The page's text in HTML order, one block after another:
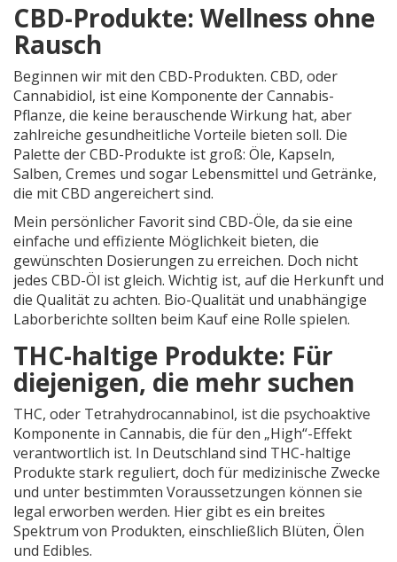
CBD-Produkte: Wellness ohne
Rausch
Beginnen wir mit den CBD-Produkten. CBD, oder
Cannabidiol, ist eine Komponente der Cannabis-
Pflanze, die keine berauschende Wirkung hat, aber
zahlreiche gesundheitliche Vorteile bieten soll. Die
Palette der CBD-Produkte ist groß: Öle, Kapseln,
Salben, Cremes und sogar Lebensmittel und Getränke,
die mit CBD angereichert sind.
Mein persönlicher Favorit sind CBD-Öle, da sie eine
einfache und effiziente Möglichkeit bieten, die
gewünschten Dosierungen zu erreichen. Doch nicht
jedes CBD-Öl ist gleich. Wichtig ist, auf die Herkunft und
die Qualität zu achten. Bio-Qualität und unabhängige
Laborberichte sollten beim Kauf eine Rolle spielen.
THC-haltige Produkte: Für
diejenigen, die mehr suchen
THC, oder Tetrahydrocannabinol, ist die psychoaktive
Komponente in Cannabis, die für den „High“-Effekt
verantwortlich ist. In Deutschland sind THC-haltige
Produkte stark reguliert, doch für medizinische Zwecke
und unter bestimmten Voraussetzungen können sie
legal erworben werden. Hier gibt es ein breites
Spektrum von Produkten, einschließlich Blüten, Ölen
und Edibles.